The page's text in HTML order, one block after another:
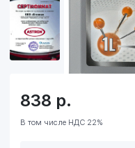
Задать в
Какое масло
838 р.
В том числе НДС 22%